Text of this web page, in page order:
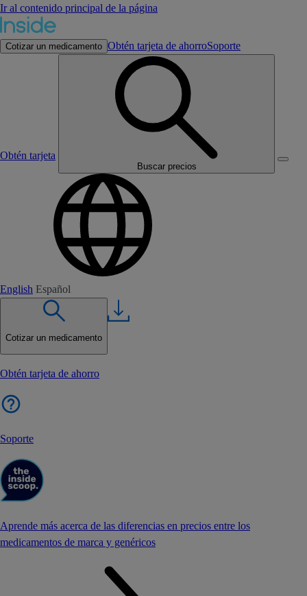
Ir al contenido principal de la página
Cotizar un medicamento Obtén tarjeta de ahorroSoporte
Obtén tarjeta
Buscar precios
English Español
Cotizar un medicamento
Obtén tarjeta de ahorro
Soporte
Aprende más acerca de las diferencias en precios entre los
medicamentos de marca y genéricos